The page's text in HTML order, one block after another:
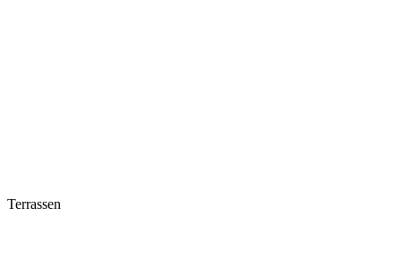
Terrassen